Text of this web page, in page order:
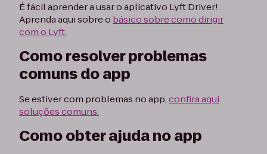
É fácil aprender a usar o aplicativo Lyft Driver!
Aprenda aqui sobre o básico sobre como dirigir
com o Lyft.
Como resolver problemas
comuns do app
Se estiver com problemas no app,confira aqui
soluções comuns.
Como obter ajuda no app